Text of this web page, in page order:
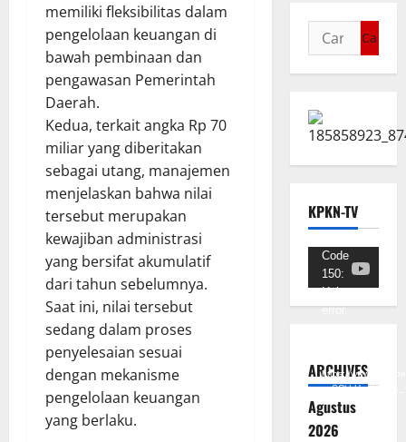
memiliki fleksibilitas dalam
pengelolaan keuangan di
bawah pembinaan dan
pengawasan Pemerintah
Daerah.
Kedua, terkait angka Rp 70
miliar yang diberitakan
sebagai utang, manajemen
menjelaskan bahwa nilai
tersebut merupakan
kewajiban administrasi
yang bersifat akumulatif
dari tahun sebelumnya.
Saat ini, nilai tersebut
sedang dalam proses
penyelesaian sesuai
dengan mekanisme
pengelolaan keuangan
yang berlaku.
KPKN-TV
Pemutar
Video
Code
150:
Unknown
error.
https://
ARCHIVES
Agustus
2026